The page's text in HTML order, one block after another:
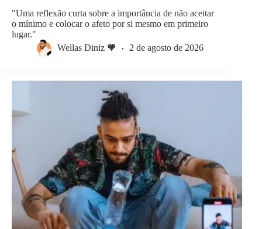
"Uma reflexão curta sobre a importância de não aceitar
o mínimo e colocar o afeto por si mesmo em primeiro
lugar."
Wellas Diniz 🧡
2 de agosto de 2026